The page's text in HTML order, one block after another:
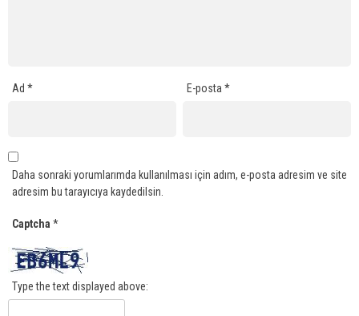
Ad * E-posta*
Daha sonraki yorumlarımda kullanılması için adım, e-posta adresim ve site
adresim bu tarayıcıya kaydedilsin.
Captcha *
Type the text displayed above: